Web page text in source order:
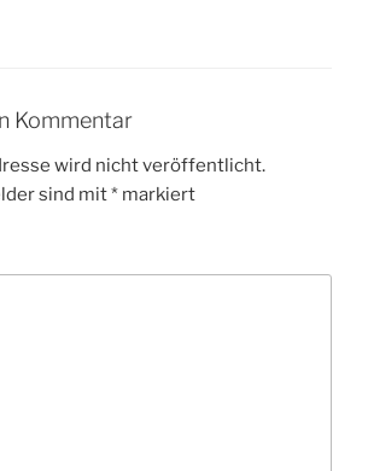
Kommentar
wird nicht veröffentlicht.
sind mit* markiert